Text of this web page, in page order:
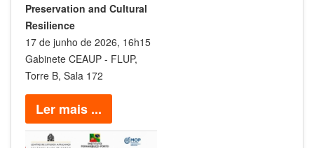
Preservation and Cultural
Resilience
17 de junho de 2026, 16h15
Gabinete CEAUP - FLUP,
Torre B, Sala 172
Ler mais ...